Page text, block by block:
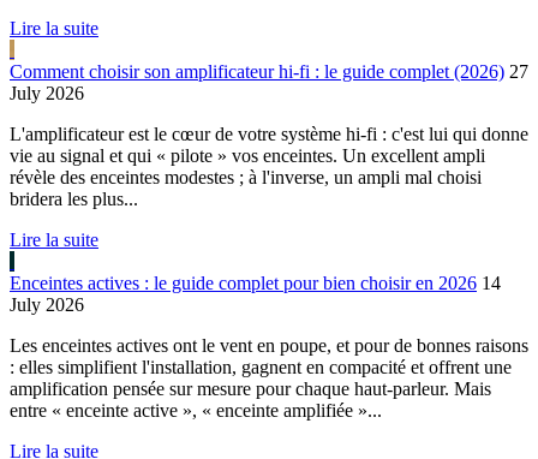
Lire la suite
Comment choisir son amplificateur hi-fi : le guide complet (2026) 27
July 2026
L'amplificateur est le cœur de votre système hi-fi : c'est lui qui donne
vie au signal et qui « pilote » vos enceintes. Un excellent ampli
révèle des enceintes modestes ; à l'inverse, un ampli mal choisi
bridera les plus...
Lire la suite
Enceintes actives : le guide complet pour bien choisir en 2026 14
July 2026
Les enceintes actives ont le vent en poupe, et pour de bonnes raisons
: elles simplifient l'installation, gagnent en compacité et offrent une
amplification pensée sur mesure pour chaque haut-parleur. Mais
entre « enceinte active », « enceinte amplifiée »...
Lire la suite